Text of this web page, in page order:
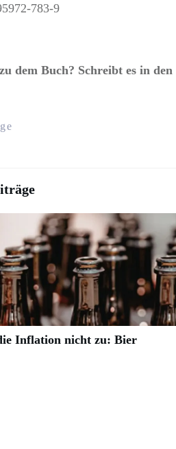
783-9
dem Buch? Schreibt es in
Inflation nicht zu: Bier